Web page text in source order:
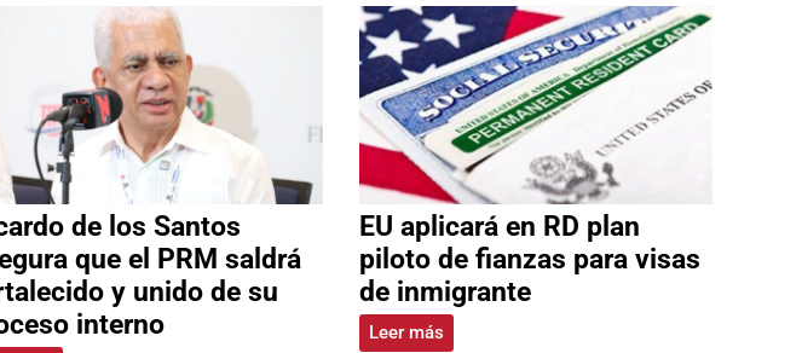
de los Santos
que el PRM saldrá
y unido de su
interno
EU aplicará en RD plan
piloto de fianzas para visas
de inmigrante
Leer más